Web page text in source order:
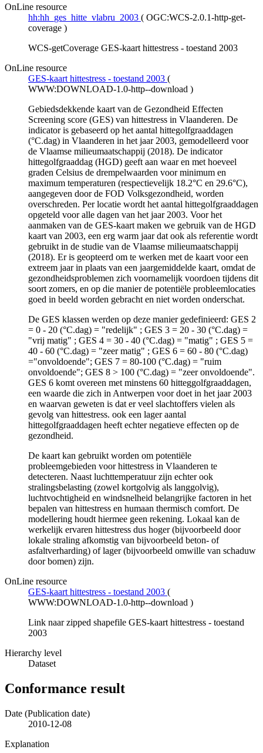
OnLine resource
hh:hh_ges_hitte_vlabru_2003 ( OGC:WCS-2.0.1-http-get-
coverage )
WCS-getCoverage GES-kaart hittestress - toestand 2003
OnLine resource
GES-kaart hittestress - toestand 2003 (
WWW:DOWNLOAD-1.0-http--download )
Gebiedsdekkende kaart van de Gezondheid Effecten
Screening score (GES) van hittestress in Vlaanderen. De
indicator is gebaseerd op het aantal hittegolfgraaddagen
(°C.dag) in Vlaanderen in het jaar 2003, gemodelleerd voor
de Vlaamse milieumaatschappij (2018). De indicator
hittegolfgraaddag (HGD) geeft aan waar en met hoeveel
graden Celsius de drempelwaarden voor minimum en
maximum temperaturen (respectievelijk 18.2°C en 29.6°C),
aangegeven door de FOD Volksgezondheid, worden
overschreden. Per locatie wordt het aantal hittegolfgraaddagen
opgeteld voor alle dagen van het jaar 2003. Voor het
aanmaken van de GES-kaart maken we gebruik van de HGD
kaart van 2003, een erg warm jaar dat ook als referentie wordt
gebruikt in de studie van de Vlaamse milieumaatschappij
(2018). Er is geopteerd om te werken met de kaart voor een
extreem jaar in plaats van een jaargemiddelde kaart, omdat de
gezondheidsproblemen zich voornamelijk voordoen tijdens dit
soort zomers, en op die manier de potentiële probleemlocaties
goed in beeld worden gebracht en niet worden onderschat.
De GES klassen werden op deze manier gedefinieerd: GES 2
= 0 - 20 (°C.dag) = "redelijk" ; GES 3 = 20 - 30 (°C.dag) =
"vrij matig" ; GES 4 = 30 - 40 (°C.dag) = "matig" ; GES 5 =
40 - 60 (°C.dag) = "zeer matig" ; GES 6 = 60 - 80 (°C.dag)
="onvoldoende"; GES 7 = 80-100 (°C.dag) = "ruim
onvoldoende"; GES 8 > 100 (°C.dag) = "zeer onvoldoende".
GES 6 komt overeen met minstens 60 hitteggolfgraaddagen,
een waarde die zich in Antwerpen voor doet in het jaar 2003
en waarvan geweten is dat er veel slachtoffers vielen als
gevolg van hittestress. ook een lager aantal
hittegolfgraaddagen heeft echter negatieve effecten op de
gezondheid.
De kaart kan gebruikt worden om potentiële
probleemgebieden voor hittestress in Vlaanderen te
detecteren. Naast luchttemperatuur zijn echter ook
stralingsbelasting (zowel kortgolvig als langgolvig),
luchtvochtigheid en windsnelheid belangrijke factoren in het
bepalen van hittestress en humaan thermisch comfort. De
modellering houdt hiermee geen rekening. Lokaal kan de
werkelijk ervaren hittestress dus hoger (bijvoorbeeld door
lokale straling afkomstig van bijvoorbeeld beton- of
asfaltverharding) of lager (bijvoorbeeld omwille van schaduw
door bomen) zijn.
OnLine resource
GES-kaart hittestress - toestand 2003 (
WWW:DOWNLOAD-1.0-http--download )
Link naar zipped shapefile GES-kaart hittestress - toestand
2003
Hierarchy level
Dataset
Conformance result
Date (Publication date)
2010-12-08
Explanation